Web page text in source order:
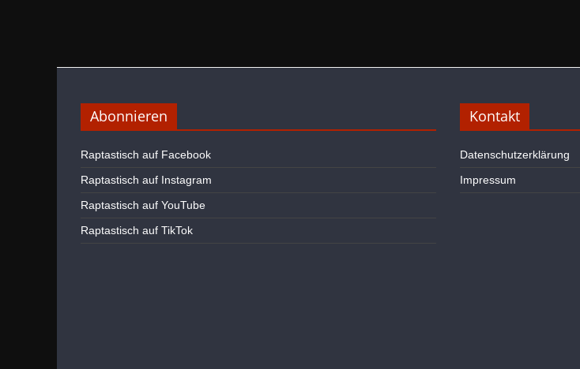
Abonnieren
Raptastisch auf Facebook
Raptastisch auf Instagram
Raptastisch auf YouTube
Raptastisch auf TikTok
Kontakt
Datenschutzerklärung
Impressum